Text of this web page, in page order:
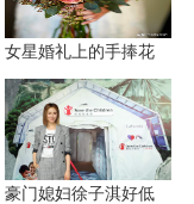
女星婚礼上的手捧花
豪门媳妇徐子淇好低